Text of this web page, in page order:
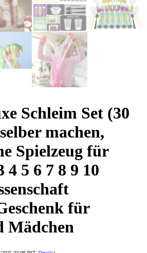
Schleim Set (30
machen,
Spielzeug für
5 6 7 8 9 10
für
Mädchen